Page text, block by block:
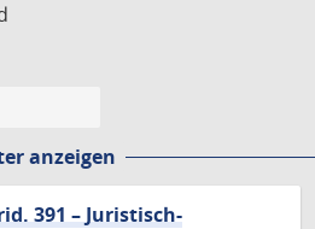
anzeigen
391 – Juristisch-